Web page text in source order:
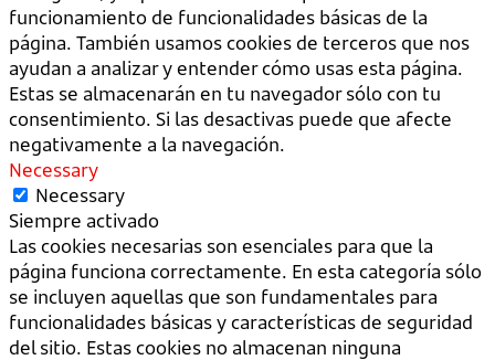
funcionamiento de funcionalidades básicas de la
página. También usamos cookies de terceros que nos
ayudan a analizar y entender cómo usas esta página.
Estas se almacenarán en tu navegador sólo con tu
consentimiento. Si las desactivas puede que afecte
negativamente a la navegación.
Necessary
Necessary
Siempre activado
Las cookies necesarias son esenciales para que la
página funciona correctamente. En esta categoría sólo
se incluyen aquellas que son fundamentales para
funcionalidades básicas y características de seguridad
del sitio. Estas cookies no almacenan ninguna